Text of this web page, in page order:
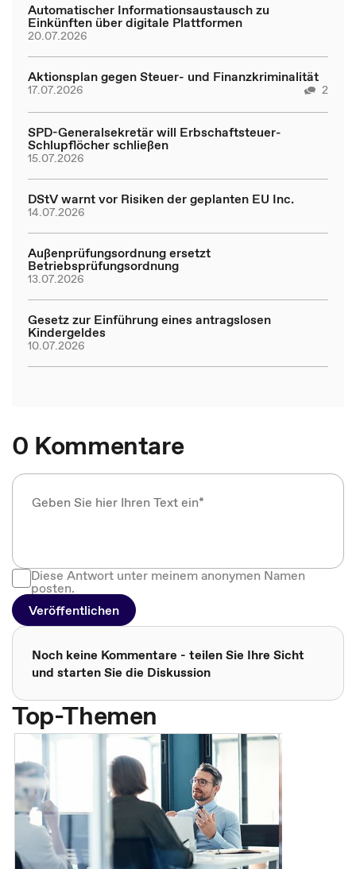
Automatischer Informationsaustausch zu
Einkünften über digitale Plattformen
20.07.2026
Aktionsplan gegen Steuer- und Finanzkriminalität
17.07.2026 2
SPD-Generalsekretär will Erbschaftsteuer-
Schlupflöcher schließen
15.07.2026
DStV warnt vor Risiken der geplanten EU Inc.
14.07.2026
Außenprüfungsordnung ersetzt
Betriebsprüfungsordnung
13.07.2026
Gesetz zur Einführung eines antragslosen
Kindergeldes
10.07.2026
0 Kommentare
Diese Antwort unter meinem anonymen Namen
posten.
Veröffentlichen
Noch keine Kommentare - teilen Sie Ihre Sicht
und starten Sie die Diskussion
Top-Themen